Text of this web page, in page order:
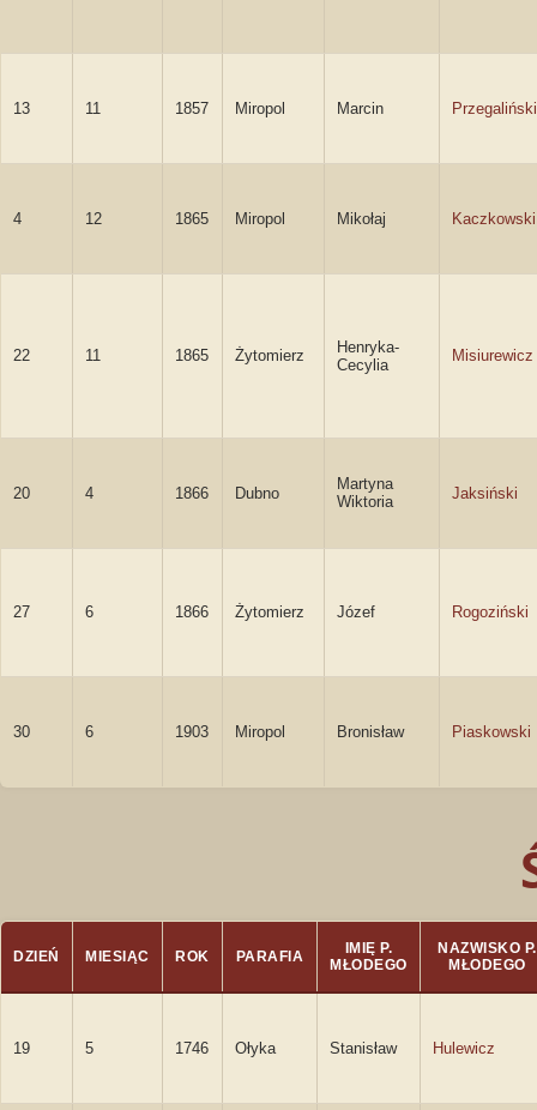
13 11 1857 Miropol Marcin Przegaliński
4 12 1865 Miropol Mikołaj Kaczkowski
22 11 1865 Żytomierz
Henryka-
Cecylia
Misiurewicz
20 4 1866 Dubno
Martyna
Wiktoria
Jaksiński
27 6 1866 Żytomierz Józef Rogoziński
30 6 1903 Miropol Bronisław Piaskowski
DZIEŃ MIESIĄC ROK PARAFIA
IMIĘ P.
MŁODEGO
NAZWISKO P.
MŁODEGO
19 5 1746 Ołyka Stanisław Hulewicz